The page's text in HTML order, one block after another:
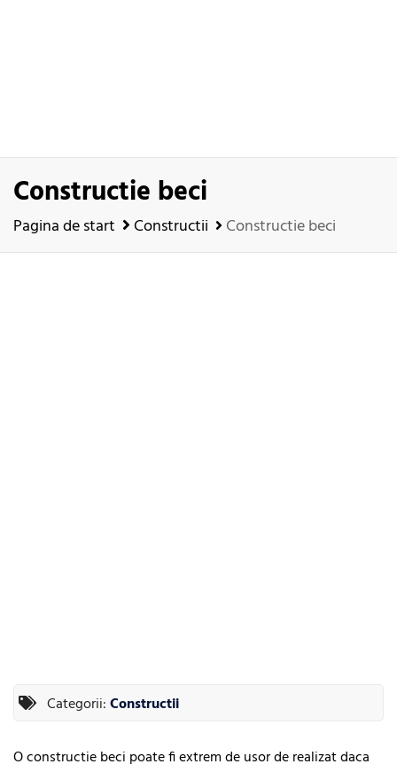
Constructie beci
Pagina de start Constructii Constructie beci
Categorii:Constructii
O constructie beci poate fi extrem de usor de realizat daca